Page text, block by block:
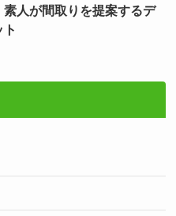
素人が間取りを提案するデ
ト